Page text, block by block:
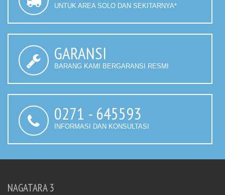
UNTUK AREA SOLO DAN SEKITARNYA*
GARANSI
BARANG KAMI BERGARANSI RESMI
0271 - 645593
INFORMASI DAN KONSULTASI
NAGATARA 3